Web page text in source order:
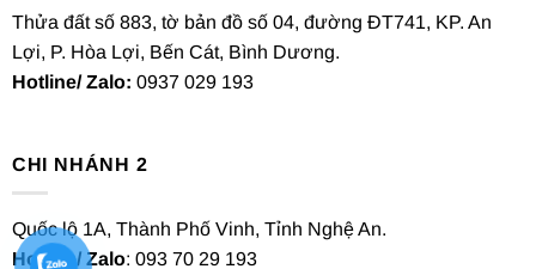
Thửa đất số 883, tờ bản đồ số 04, đường ĐT741, KP. An
Lợi, P. Hòa Lợi, Bến Cát, Bình Dương.
Hotline/ Zalo: 0937 029 193
CHI NHÁNH 2
Quốc lộ 1A, Thành Phố Vinh, Tỉnh Nghệ An.
Hotline/ Zalo: 093 70 29 193